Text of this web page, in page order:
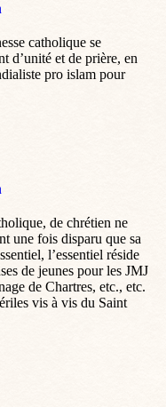
catholique se
d’unité et de prière, en
pro islam pour
de chrétien ne
une fois disparu que sa
l’essentiel réside
de jeunes pour les JMJ
de Chartres, etc., etc.
vis à vis du Saint